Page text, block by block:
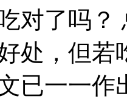
对了吗？
处，但若
已一一作